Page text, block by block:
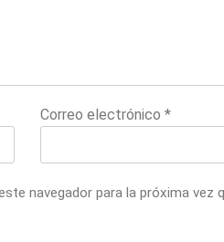
Correo electrónico*
navegador para la próxima vez